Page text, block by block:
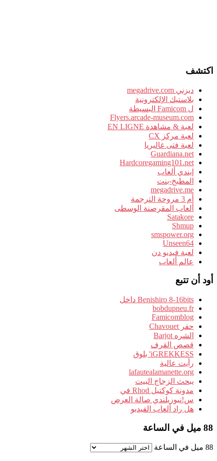
اكتشف
ديزني megadrive.com
بلاستيك الإلكترونية
ل Famicom البسيطة
Flyers.arcade-museum.com
لعبة & مشاهدة EN LIGNE
لعبة مركز CX
لعبة فتى غاليريا
Guardiana.net
Hardcoregaming101.net
إيندي ألعاب
المطبخ-بنت
megadrive.me
أم 3 مروحة الترجمة
ألعاب المقرصنة الوسطى
Satakore
Shmup
smspower.org
Unseen64
لعبة فيديو دن
عالم ألعاب
أود أن تتبع
Benishiro 8-16bits داخل
bobdupneu.fr
Famicomblog
حفر Chavouet
الشره Barjot
قصص القرف
iGREKKESS' بلوق
رأيت عالية
lafautealamanette.org
يبحث الزجاج البيت
مدونة كوكتيل Rhod في
س!نيوزيلندي صالة العرض
هل راد ألعاب الفيديو
88 ميل في الساعة
88 ميل في الساعة